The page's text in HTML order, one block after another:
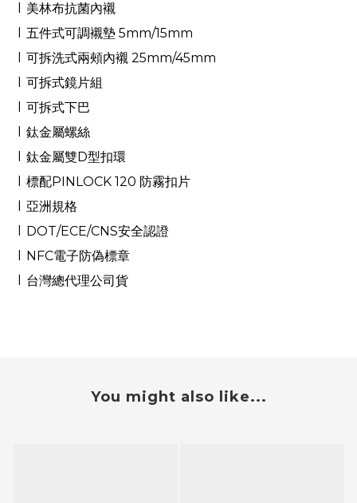
美林布抗菌內襯
五件式可調襯墊 5mm/15mm
可拆洗式兩頰內襯 25mm/45mm
可拆式鏡片組
可拆式下巴
鈦金屬螺絲
鈦金屬雙 D型扣環
標配PINLOCK 120 防霧扣片
亞洲規格
DOT/ECE/CNS安全認證
NFC電子防偽標章
台灣總代理公司貨
You might also like...